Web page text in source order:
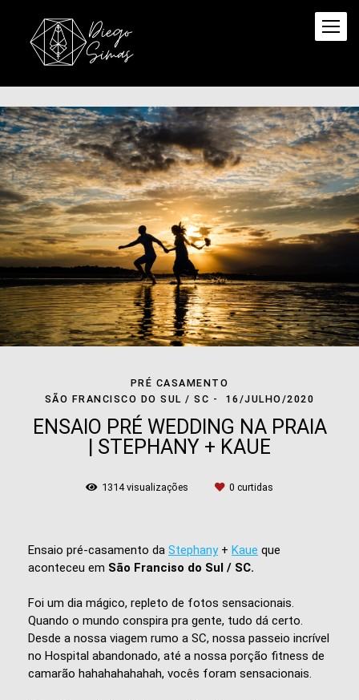
PRÉ CASAMENTO
SÃO FRANCISCO DO SUL / SC
16/JULHO/2020
ENSAIO PRÉ WEDDING NA PRAIA
| STEPHANY + KAUE
1314visualizações 0 curtidas
Ensaio pré-casamento da Stephany+ Kaue que
aconteceu em São Franciso do Sul / SC.
Foi um dia mágico, repleto de fotos sensacionais.
Quando o mundo conspira pra gente, tudo dá certo.
Desde a nossa viagem rumo a SC, nossa passeio incrível
no Hospital abandonado, até a nossa porção fitness de
camarão hahahahahahah, vocês foram sensacionais.